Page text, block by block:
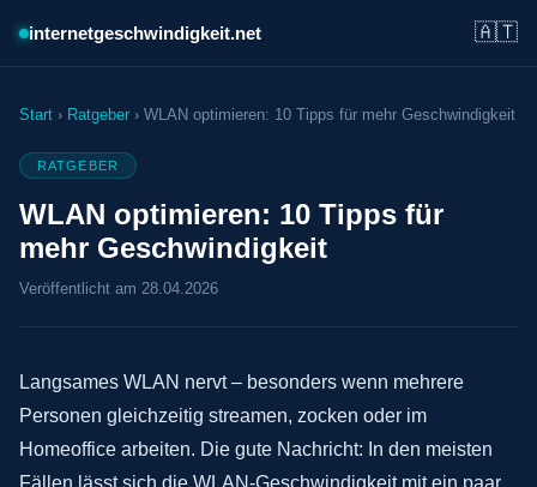
internetgeschwindigkeit.net 🇦🇹
Start › Ratgeber › WLAN optimieren: 10 Tipps für mehr Geschwindigkeit
RATGEBER
WLAN optimieren: 10 Tipps für
mehr Geschwindigkeit
Veröffentlicht am 28.04.2026
Langsames WLAN nervt – besonders wenn mehrere
Personen gleichzeitig streamen, zocken oder im
Homeoffice arbeiten. Die gute Nachricht: In den meisten
Fällen lässt sich die WLAN-Geschwindigkeit mit ein paar